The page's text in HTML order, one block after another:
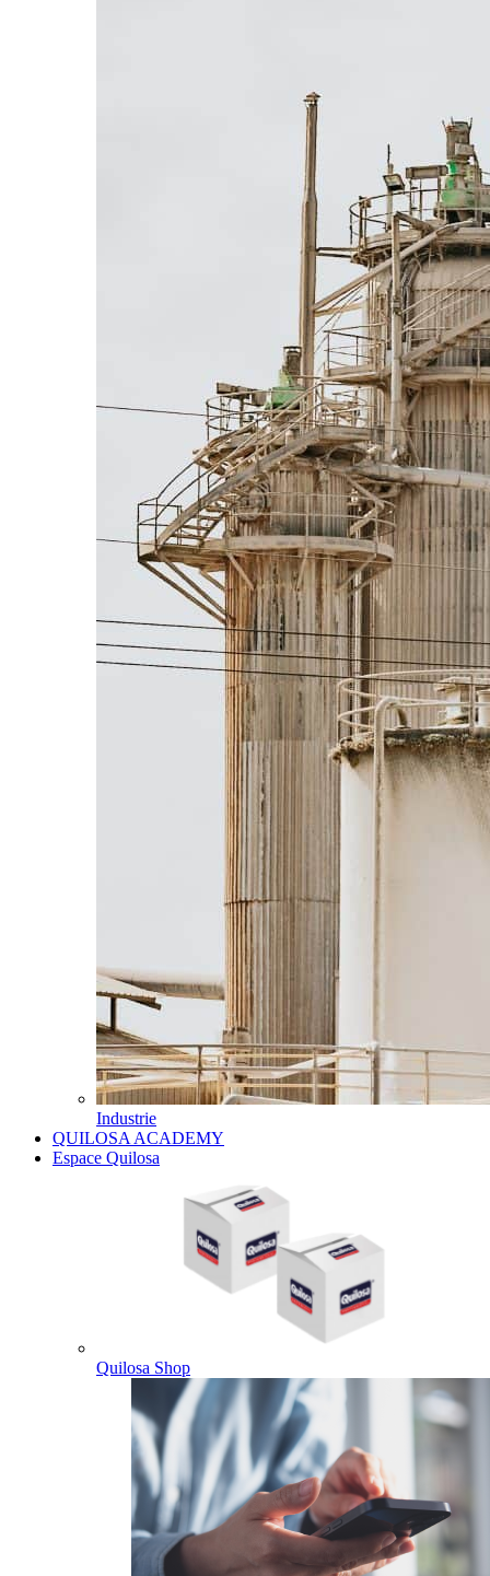
Industrie
QUILOSA ACADEMY
Espace Quilosa
Quilosa Shop